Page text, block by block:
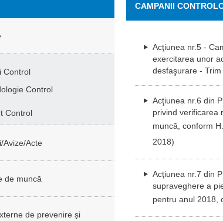
Control
Control
Control
Avize/Acte
de muncă
de prevenire și
CAMPANII CONTROL
Acţiunea nr.5 -
exercitarea unor
desfaşurare -
Acţiunea nr.6 din
privind verificarea
muncă, conform
2018)
Acţiunea nr.7 din
supraveghere a
pentru anul 2018,